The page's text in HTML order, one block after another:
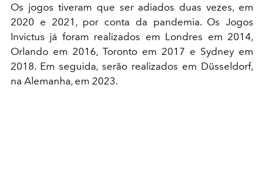
Os jogos tiveram que ser adiados duas vezes, em
2020 e 2021, por conta da pandemia. Os Jogos
Invictus já foram realizados em Londres em 2014,
Orlando em 2016, Toronto em 2017 e Sydney em
2018. Em seguida, serão realizados em Düsseldorf,
na Alemanha, em 2023.